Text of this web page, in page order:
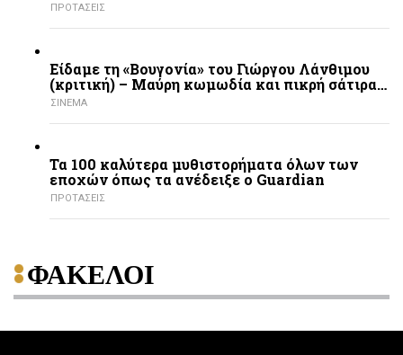
ΠΡΟΤΑΣΕΙΣ
Είδαμε τη «Βουγονία» του Γιώργου Λάνθιμου
(κριτική) – Μαύρη κωμωδία και πικρή σάτιρα…
ΣΙΝΕΜΑ
Τα 100 καλύτερα μυθιστορήματα όλων των
εποχών όπως τα ανέδειξε ο Guardian
ΠΡΟΤΑΣΕΙΣ
ΦΑΚΕΛΟΙ